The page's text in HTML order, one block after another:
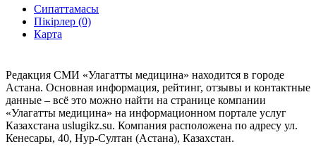
Сипаттамасы
Пікірлер (0)
Карта
Редакция СМИ «Улагатты медицина» находится в городе
Астана. Основная информация, рейтинг, отзывы и контактные
данные – всё это можно найти на странице компании
«Улагатты медицина» на информационном портале услуг
Казахстана uslugikz.su. Компания расположена по адресу ул.
Кенесары, 40, Нур-Султан (Астана), Казахстан.